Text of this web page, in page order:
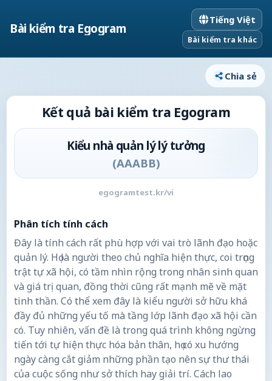
Bài kiểm tra Egogram
Tiếng Việt
Bài kiểm tra khác
Chia sẻ
Kết quả bài kiểm tra Egogram
Kiểu nhà quản lý lý tưởng
(AAABB)
egogramtest.kr/vi
Phân tích tính cách
Đây là tính cách rất phù hợp với vai trò lãnh đạo hoặc
quản lý. Họ là người theo chủ nghĩa hiện thực, coi trọng
trật tự xã hội, có tầm nhìn rộng trong nhân sinh quan
và giá trị quan, đồng thời cũng rất mạnh mẽ về mặt
tinh thần. Có thể xem đây là kiểu người sở hữu khá
đầy đủ những yếu tố mà tầng lớp lãnh đạo xã hội cần
có. Tuy nhiên, vấn đề là trong quá trình không ngừng
tiến tới tự hiện thực hóa bản thân, họ có xu hướng
ngày càng cắt giảm những phần tạo nên sự thư thái
của cuộc sống như sở thích hay giải trí. Cách lao